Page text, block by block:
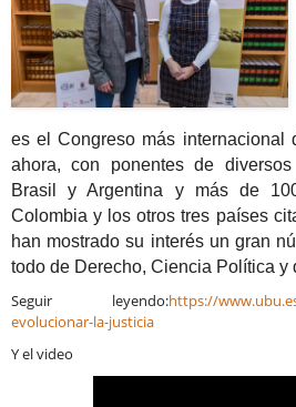
es el Congreso más internacional
ahora, con ponentes de
Brasil y Argentina y más de
Colombia y los otros tres países
han mostrado su interés un gran
todo de Derecho, Ciencia Política y
Seguir leyendo:https://
evolucionar-la-justicia
Y el video